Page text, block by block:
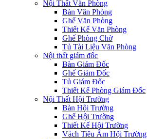
Nội Thất Văn Phòng
Bàn Văn Phòng
Ghế Văn Phòng
Thiết Kế Văn Phòng
Ghế Phòng Chờ
Tủ Tài Liệu Văn Phòng
Nội thất giám đốc
Bàn Giám Đốc
Ghế Giám Đốc
Tủ Giám Đốc
Thiết Kế Phòng Giám Đốc
Nội Thất Hội Trường
Bàn Hội Trường
Ghế Hội Trường
Thiết Kế Hội Trường
Vách Tiêu Âm Hội Trường